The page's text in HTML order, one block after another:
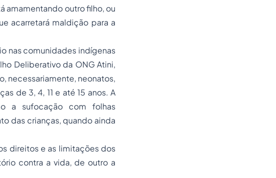
amamentando outro filho, ou
acarretará maldição para a
nas comunidades indígenas
Deliberativo da ONG Atini,
necessariamente, neonatos,
de 3, 4, 11 e até 15 anos. A
a sufocação com folhas
das crianças, quando ainda
direitos e as limitações dos
contra a vida, de outro a